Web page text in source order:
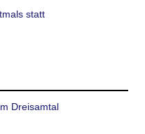
statt
Dreisamtal